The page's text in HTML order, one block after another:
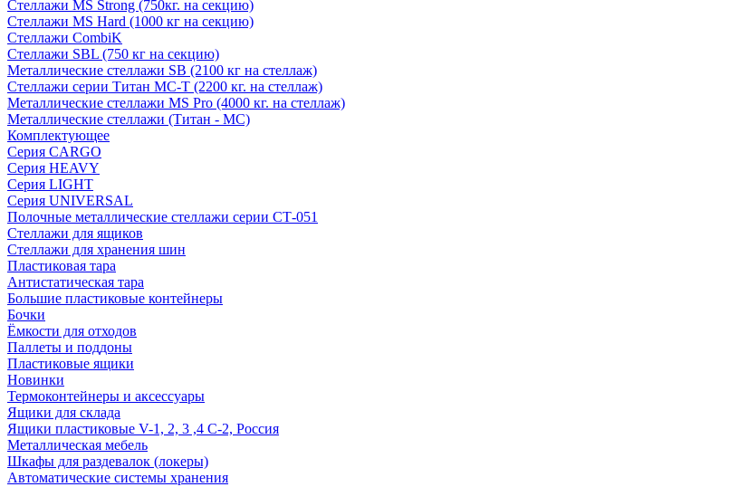
Стеллажи MS Strong (750кг. на секцию)
Стеллажи MS Hard (1000 кг на секцию)
Стеллажи CombiK
Стеллажи SBL (750 кг на секцию)
Металлические стеллажи SB (2100 кг на стеллаж)
Стеллажи серии Титан МС-Т (2200 кг. на стеллаж)
Металлические стеллажи MS Pro (4000 кг. на стеллаж)
Металлические стеллажи (Титан - МС)
Комплектующее
Серия CARGO
Серия HEAVY
Серия LIGHT
Серия UNIVERSAL
Полочные металлические стеллажи серии СТ-051
Стеллажи для ящиков
Стеллажи для хранения шин
Пластиковая тара
Антистатическая тара
Большие пластиковые контейнеры
Бочки
Ёмкости для отходов
Паллеты и поддоны
Пластиковые ящики
Новинки
Термоконтейнеры и аксессуары
Ящики для склада
Ящики пластиковые V-1, 2, 3 ,4 С-2, Россия
Металлическая мебель
Шкафы для раздевалок (локеры)
Автоматические системы хранения